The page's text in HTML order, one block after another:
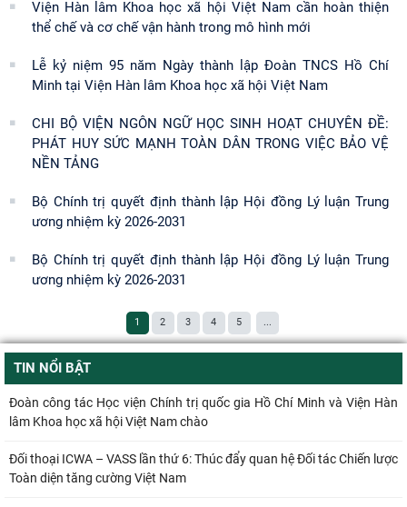
Viện Hàn lâm Khoa học xã hội Việt Nam cần hoàn thiện
thể chế và cơ chế vận hành trong mô hình mới
Lễ kỷ niệm 95 năm Ngày thành lập Đoàn TNCS Hồ Chí
Minh tại Viện Hàn lâm Khoa học xã hội Việt Nam
CHI BỘ VIỆN NGÔN NGỮ HỌC SINH HOẠT CHUYÊN ĐỀ:
PHÁT HUY SỨC MẠNH TOÀN DÂN TRONG VIỆC BẢO VỆ
NỀN TẢNG
Bộ Chính trị quyết định thành lập Hội đồng Lý luận Trung
ương nhiệm kỳ 2026-2031
Bộ Chính trị quyết định thành lập Hội đồng Lý luận Trung
ương nhiệm kỳ 2026-2031
1 2 3 4 5 ...
TIN NỔI BẬT
Đoàn công tác Học viện Chính trị quốc gia Hồ Chí Minh và Viện Hàn
lâm Khoa học xã hội Việt Nam chào
Đối thoại ICWA – VASS lần thứ 6: Thúc đẩy quan hệ Đối tác Chiến lược
Toàn diện tăng cường Việt Nam